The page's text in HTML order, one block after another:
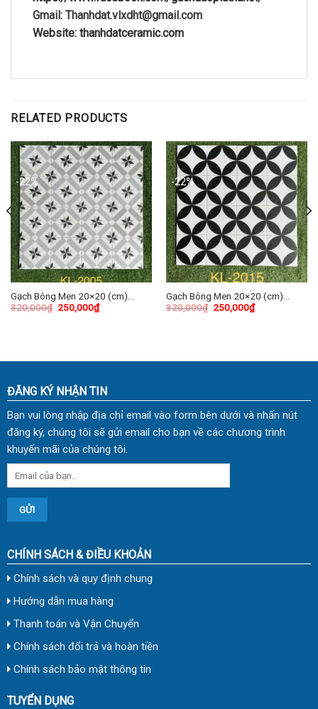
Gmail: Thanhdat.vlxdht@gmail.com
Website: thanhdatceramic.com
RELATED PRODUCTS
-22%
Gạch Bông Men 20×20 (cm)
TDKL-2005
320,000₫ 250,000₫
-22%
Gạch Bông Men 20×20 (cm)
TDKL-2006
320,000₫ 250,000₫
ĐĂNG KÝ NHẬN TIN
Bạn vui lòng nhập địa chỉ email vào form bên dưới và nhấn nút
đăng ký, chúng tôi sẽ gửi email cho bạn về các chương trình
khuyến mãi của chúng tôi.
CHÍNH SÁCH & ĐIỀU KHOẢN
Chính sách và quy định chung
Hướng dẫn mua hàng
Thanh toán và Vận Chuyển
Chính sách đổi trả và hoàn tiền
Chính sách bảo mật thông tin
TUYỂN DỤNG